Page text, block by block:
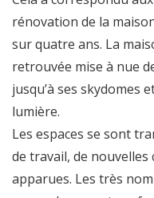
rénovation de la
sur quatre ans. La
retrouvée mise à nue
jusqu’à ses skydomes
lumière.
Les espaces se sont
de travail, de
apparues. Les très